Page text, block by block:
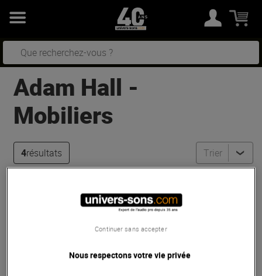
Adam Hall -
Mobiliers
4résultats Trier
noires M6
Nous respectons votre vie privée
Continuer sans accepter